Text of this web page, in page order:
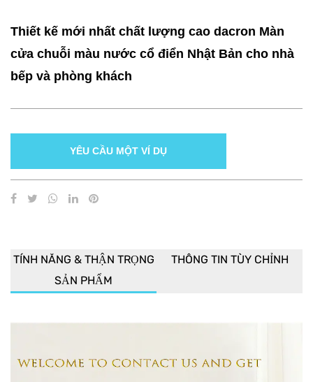
Thiết kế mới nhất chất lượng cao dacron Màn
cửa chuỗi màu nước cổ điển Nhật Bản cho nhà
bếp và phòng khách
YÊU CẦU MỘT VÍ DỤ
TÍNH NĂNG & THẬN TRỌNG
SẢN PHẨM
THÔNG TIN TÙY CHỈNH